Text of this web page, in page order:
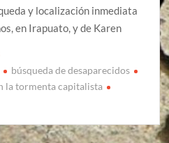
y localización inmediata
en Irapuato, y de Karen
búsqueda de desaparecidos
la tormenta capitalista